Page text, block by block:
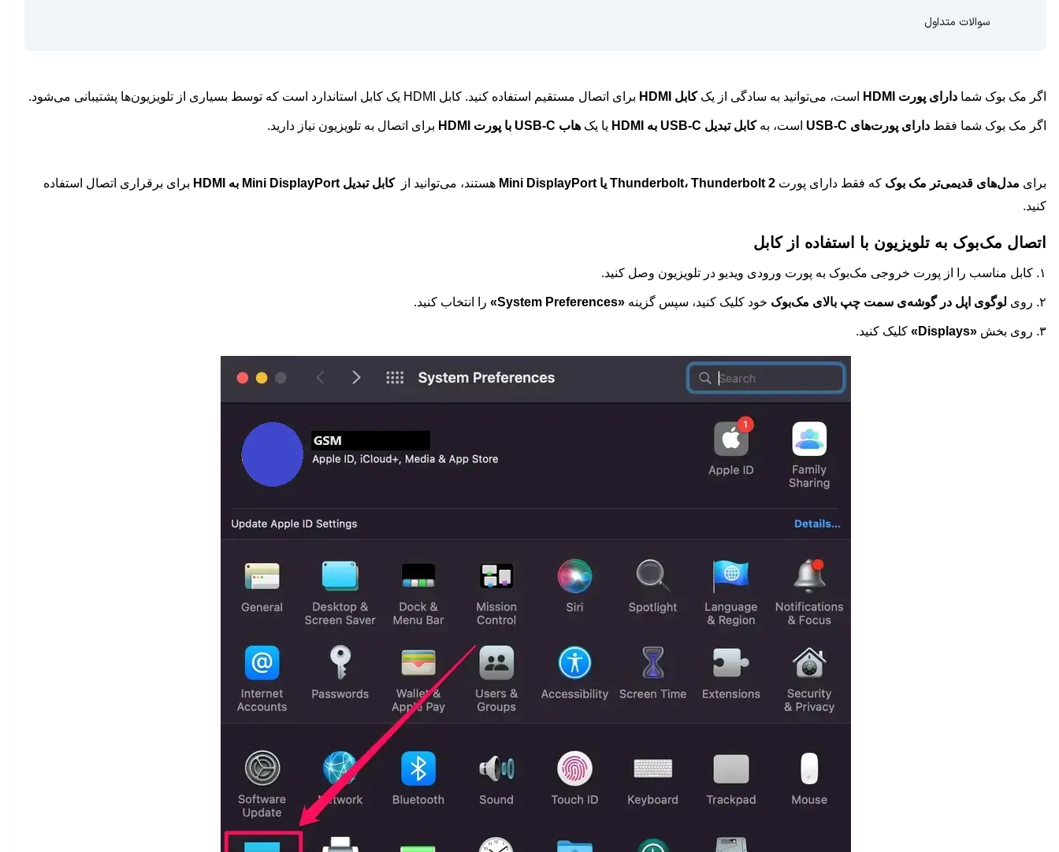
سوالات متداول
اگر مک بوک شما دارای پورت HDMI است، می‌توانید به سادگی از یککابل HDMI برای اتصال مستقیم استفاده کنید. کابل HDMI یک کابل استاندارد است که توسط بسیاری از تلویزیون‌ها پشتیبانی می‌شود.
اگر مک بوک شما فقط دارای پورت‌های USB-C است، بهکابل تبدیل USB-C به HDMI یا یک هاب USB-C با پورت HDMI برای اتصال به تلویزیون نیاز دارید.
برای مدل‌های قدیمی‌تر مک بوک که فقط دارای پورت Thunderbolt، Thunderbolt 2 یا Mini DisplayPort هستند، می‌توانید ازکابل تبدیل Mini DisplayPort به HDMI
برای برقراری اتصال استفاده
کنید.
اتصال مک‌بوک به تلویزیون با استفاده از کابل
۱. کابل مناسب را از پورت خروجی مک‌بوک به پورت ورودی ویدیو در تلویزیون وصل کنید.
۲. روی لوگو‌ی اپل در گوشه‌ی سمت چپ بالای مک‌بوک خود کلیک کنید، سپس گزینه «System Preferences» را انتخاب کنید.
۳. روی بخش «Displays» کلیک کنید.